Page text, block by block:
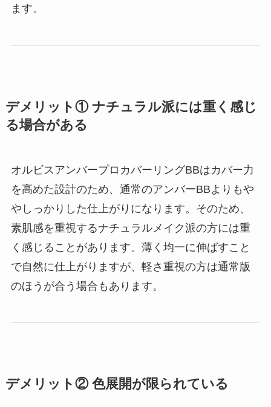
ます。
デメリット① ナチュラル派には重く感じ
る場合がある
オルビスアンバープロカバーリングBBはカバー力
を高めた設計のため、通常のアンバーBBよりもや
やしっかりした仕上がりになります。そのため、
素肌感を重視するナチュラルメイク派の方には重
く感じることがあります。薄く均一に伸ばすこと
で自然に仕上がりますが、軽さ重視の方は通常版
のほうが合う場合もあります。
デメリット② 色展開が限られている